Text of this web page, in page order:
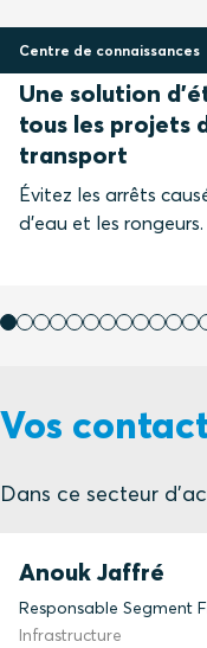
Centre de connaissances
9 février 2023
Une solution
tous les projets
transport
Évitez les arrêts
d'eau et les rongeurs.
Vos
Dans ce secteur
Anouk Jaffré
Responsable Segment
Infrastructure